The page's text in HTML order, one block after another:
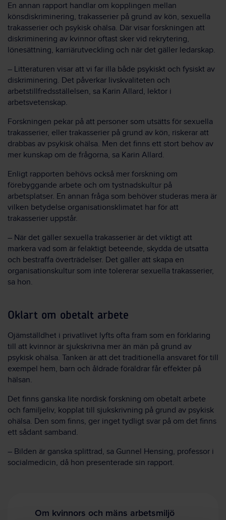
En annan rapport handlar om kopplingen mellan
könsdiskriminering, trakasserier på grund av kön, sexuella
trakasserier och psykisk ohälsa. Där visar forskningen att
diskriminering av kvinnor oftast sker vid rekrytering,
lönesättning, karriärutveckling och när det gäller ledarskap.
– Litteraturen visar att vi far illa både psykiskt och fysiskt av
diskriminering. Det påverkar livskvaliteten och
arbetstillfredsställelsen, sa Karin Allard, lektor i
arbetsvetenskap.
Forskningen pekar på att personer som utsätts för sexuella
trakasserier, eller trakasserier på grund av kön, riskerar att
drabbas av psykisk ohälsa. Men det finns ett stort behov av
mer kunskap om de frågorna, sa Karin Allard.
Enligt rapporten behövs också mer forskning om
förebyggande arbete och om tystnadskultur på
arbetsplatser. En annan fråga som behöver studeras mera är
vilken betydelse organisationsklimatet har för att
trakasserier uppstår.
– När det gäller sexuella trakasserier är det viktigt att
markera vad som är felaktigt beteende, skydda de utsatta
och bestraffa överträdelser. Det gäller att skapa en
organisationskultur som inte tolererar sexuella trakasserier,
sa hon.
Oklart om obetalt arbete
Ojämställdhet i privatlivet lyfts ofta fram som en förklaring
till att kvinnor är sjukskrivna mer än män på grund av
psykisk ohälsa. Tanken är att det traditionella ansvaret för till
exempel hem, barn och åldrade föräldrar får effekter på
hälsan.
Det finns ganska lite nordisk forskning om obetalt arbete
och familjeliv, kopplat till sjukskrivning på grund av psykisk
ohälsa. Den som finns, ger inget tydligt svar på om det finns
ett sådant samband.
– Bilden är ganska splittrad, sa Gunnel Hensing, professor i
socialmedicin, då hon presenterade sin rapport.
Om kvinnors och mäns arbetsmiljö